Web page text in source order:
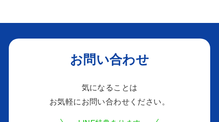
お問い合わせ
気になることは
お気軽にお問い合わせください。